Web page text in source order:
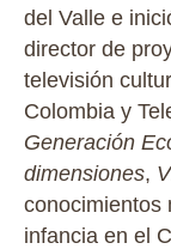
del Valle e
director de
televisión
Colombia y
Generación
dimensiones,
conocimientos
infancia en el